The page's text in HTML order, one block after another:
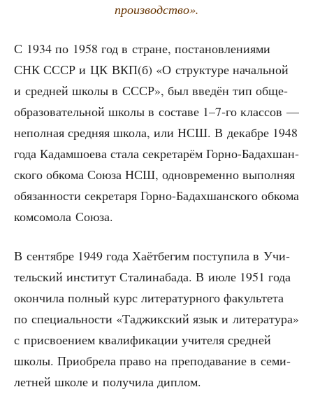
производство».
С 1934 по 1958 год в стране, поста­нов­ле­ни­я­ми
СНК СССР и ЦК ВКП(б) «О струк­ту­ре началь­ной
и сред­ней шко­лы в СССР», был вве­дён тип обще­
об­ра­зо­ва­тель­ной шко­лы в соста­ве 1–7‑го клас­сов —
непол­ная сред­няя шко­ла, или НСШ. В декаб­ре 1948
года Кадам­шо­е­ва ста­ла сек­ре­та­рём Гор­но-Бадах­шан­
ско­го обко­ма Сою­за НСШ, одно­вре­мен­но выпол­няя
обя­зан­но­сти сек­ре­та­ря Гор­но-Бадах­шан­ско­го обко­ма
ком­со­мо­ла Союза.
В сен­тяб­ре 1949 года Хаёт­бе­гим посту­пи­ла в Учи­
тель­ский инсти­тут Ста­ли­на­ба­да. В июле 1951 года
окон­чи­ла пол­ный курс лите­ра­тур­но­го факуль­те­та
по спе­ци­аль­но­сти «Таджик­ский язык и лите­ра­ту­ра»
с при­сво­е­ни­ем ква­ли­фи­ка­ции учи­те­ля сред­ней
шко­лы. При­об­ре­ла пра­во на пре­по­да­ва­ние в семи­
лет­ней шко­ле и полу­чи­ла диплом.